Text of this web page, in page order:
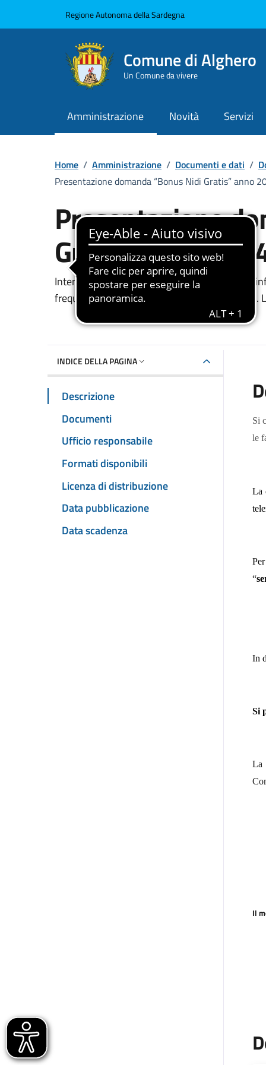
Regione Autonoma della Sardegna
Comune di Alghero
Un Comune da vivere
Amministrazione Novità Servizi
Home / Amministrazione / Documenti e dati /
Presentazione domanda “Bonus Nidi Gratis” anno
Presentazione
Gratis” anno
Dettaglio del documento
Interventi per l'accesso ai servizi per la prima
frequenza in nidi e micronidi pubblici o privati.
INDICE DELLA PAGINA
Descrizione
Documenti
Ufficio responsabile
Formati disponibili
Licenza di distribuzione
Data pubblicazione
Data scadenza
Si
le
La
“
In
Si
La
Il